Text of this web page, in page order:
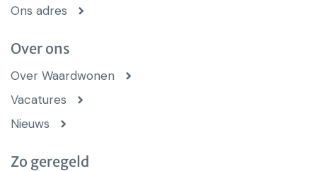
Ons adres
Over ons
Over Waardwonen
Vacatures
Nieuws
Zo geregeld